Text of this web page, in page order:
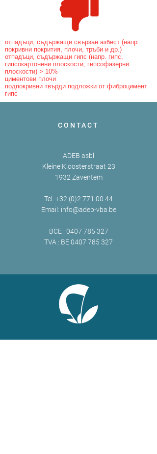
отпадъци, съдържащи свързан азбест (напр.
покривни покрития, плочи, тръби и др.)
отпадъци, съдържащи гипс (напр. гипс,
гипсокартонени плоскости, гипсофазерни
плоскости) > 10%
циментови плочи
подпокривни твърди подложки от фиброцимент
гипс
CONTACT
ADEB asbl
Kleine Kloosterstraat 23
1932 Zaventem
Tel: +32 (0)2 771 00 44
Email: info@adeb-vba.be
BCE : 0407 785 327
TVA : BE0407 785 327